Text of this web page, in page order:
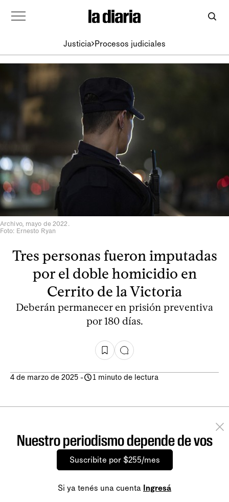
Justicia Procesos judiciales
Archivo, mayo de 2022.
Foto: Ernesto Ryan
Tres personas fueron imputadas
por el doble homicidio en
Cerrito de la Victoria
Deberán permanecer en prisión preventiva
por 180 días.
4 de marzo de 2025 - 1 minuto de lectura
Nuestro periodismo depende de vos
Suscribite por $255/mes
Si ya tenés una cuenta Ingresá